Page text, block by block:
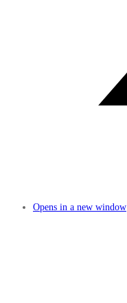
Opens in a new window